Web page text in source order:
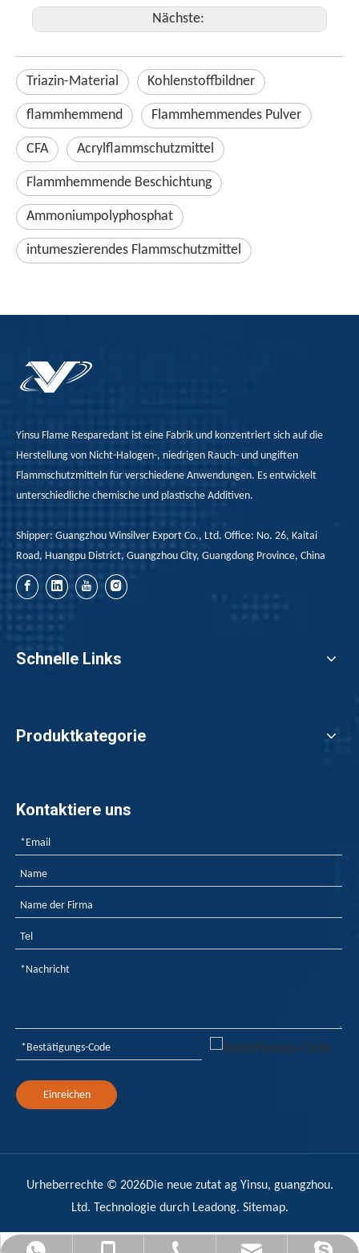
Nächste:
Triazin-Material Kohlenstoffbildner
flammhemmend Flammhemmendes Pulver
CFA Acrylflammschutzmittel
Flammhemmende Beschichtung
Ammoniumpolyphosphat
intumeszierendes Flammschutzmittel
Yinsu Flame Resparedant ist eine Fabrik und konzentriert sich auf die
Herstellung von Nicht-Halogen-, niedrigen Rauch- und ungiften
Flammschutzmitteln für verschiedene Anwendungen. Es entwickelt
unterschiedliche chemische und plastische Additiven.
Shipper: Guangzhou Winsilver Export Co., Ltd. Office: No. 26, Kaitai
Road, Huangpu District, Guangzhou City, Guangdong Province, China
Schnelle Links
Produktkategorie
Kontaktiere uns
Einreichen
Urheberrechte © 2026Die neue zutat ag Yinsu, guangzhou.
Ltd. Technologie durch Leadong. Sitemap.